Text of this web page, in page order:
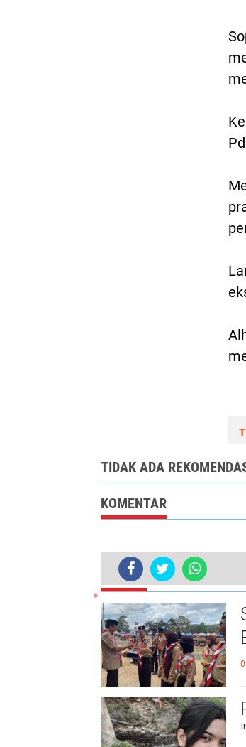
TIDAK ADA
KOMENTAR
UPTD SPF SDN 54
TERKINI